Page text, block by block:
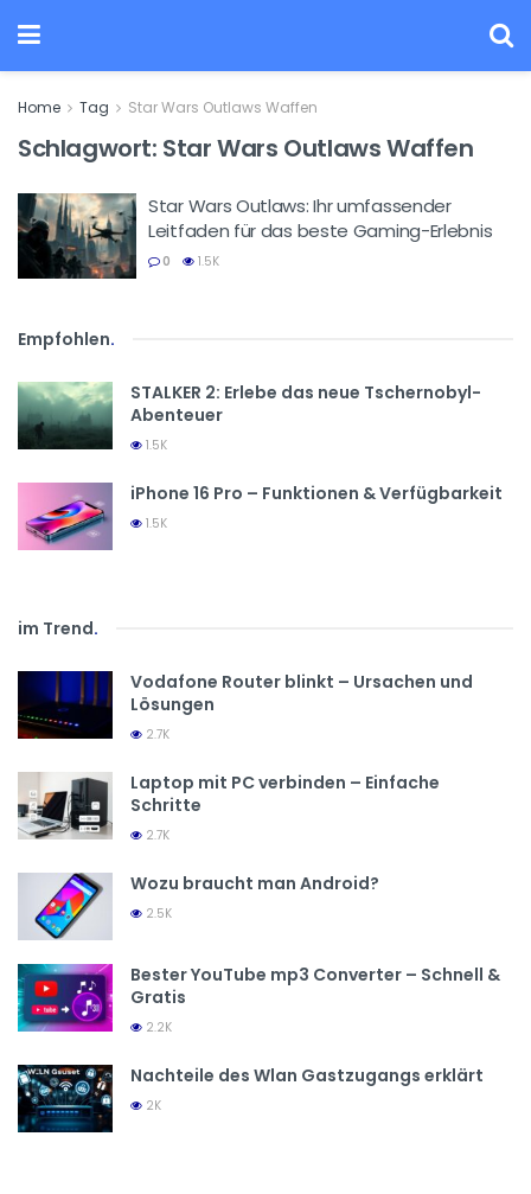
Home Tag Star Wars Outlaws Waffen
Schlagwort: Star Wars Outlaws Waffen
Star Wars Outlaws: Ihr umfassender
Leitfaden für das beste Gaming-Erlebnis
0 1.5K
Empfohlen.
STALKER 2: Erlebe das neue Tschernobyl-
Abenteuer
1.5K
iPhone 16 Pro – Funktionen & Verfügbarkeit
1.5K
im Trend.
Vodafone Router blinkt – Ursachen und
Lösungen
2.7K
Laptop mit PC verbinden – Einfache
Schritte
2.7K
Wozu braucht man Android?
2.5K
Bester YouTube mp3 Converter – Schnell &
Gratis
2.2K
Nachteile des Wlan Gastzugangs erklärt
2K